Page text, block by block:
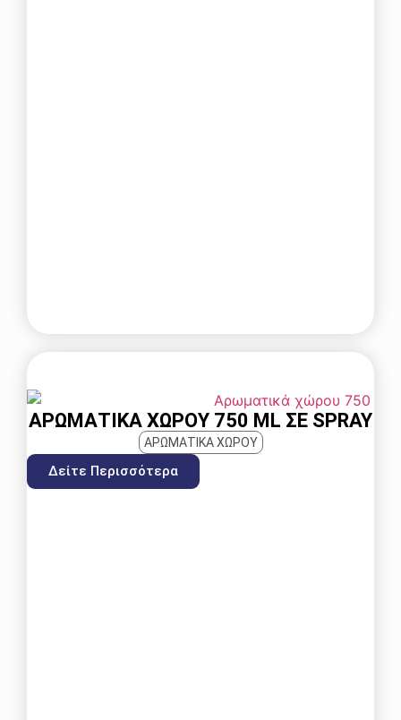
ΑΡΩΜΑΤΙΚΆ ΧΏΡΟΥ 750 ML ΣΕ SPRAY
ΑΡΩΜΑΤΙΚΑ ΧΩΡΟΥ
Δείτε Περισσότερα